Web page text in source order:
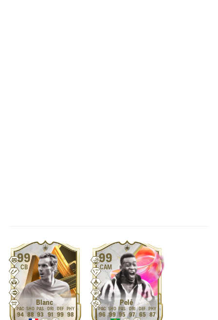
99
CB
Blanc
94 88 93 91 99 98
99
CAM
Pelé
96 99 95 97 65 87